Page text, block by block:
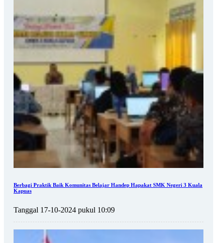
Berbagi Praktik Baik Komunitas Belajar Handep Hapakat SMK Negeri 3 Kuala
Kapuas
Tanggal 17-10-2024 pukul 10:09